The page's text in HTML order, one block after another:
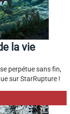
la vie
perpétue sans fin,
sur StarRupture !